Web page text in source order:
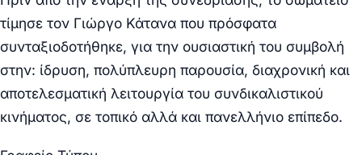
τίμησε τον Γιώργο Κάτανα που πρόσφατα
συνταξιοδοτήθηκε, για την ουσιαστική του συμβολή
στην: ίδρυση, πολύπλευρη παρουσία, διαχρονική και
αποτελεσματική λειτουργία του συνδικαλιστικού
κινήματος, σε τοπικό αλλά και πανελλήνιο επίπεδο.